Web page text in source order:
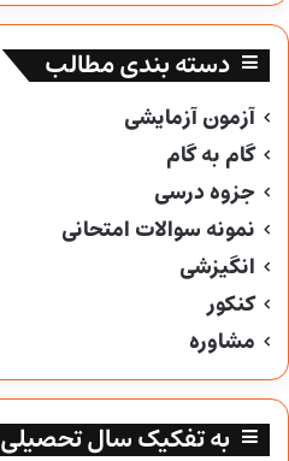
دسته بندی مطالب
آزمون آزمایشی
گام به گام
جزوه درسی
نمونه سوالات امتحانی
انگیزشی
کنکور
مشاوره
به تفکیک سال تحصیلی